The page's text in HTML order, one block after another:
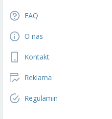
FAQ
O nas
Kontakt
Reklama
Regulamin